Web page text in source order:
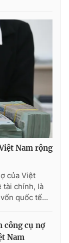
Nam rộng
của Việt
tài chính, là
quốc tế...
công cụ nợ
Nam